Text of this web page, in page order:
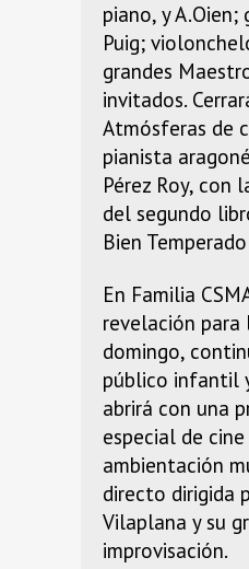
piano, y A.Oien;
Puig;
grandes
invitados.
Atmósferas de
pianista
Pérez Roy, con
del segundo
Bien
En Familia
revelación para
domingo,
público infantil
abrirá con una
especial de
ambientación
directo dirigida
Vilaplana y su
improvisación.